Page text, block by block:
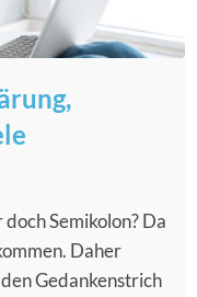
Semikolon? Da
Daher
Gedankenstrich